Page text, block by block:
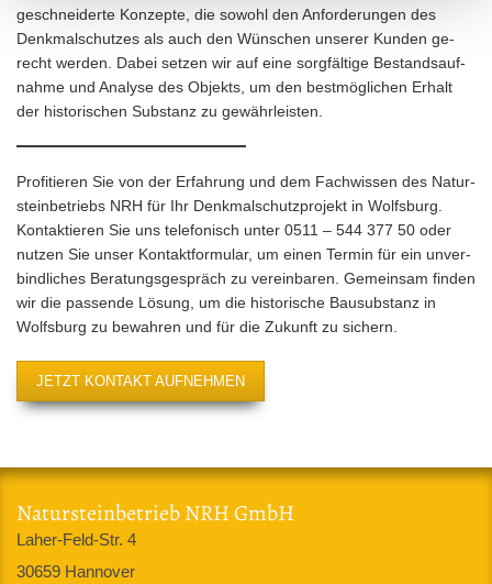
ge­schnei­der­te Kon­zep­te, die so­wohl den An­for­de­run­gen des
Denk­mal­schut­zes als auch den Wün­schen un­se­rer Kun­den ge­
recht wer­den. Dabei set­zen wir auf eine sorg­fäl­ti­ge Be­stands­auf­
nah­me und Ana­ly­se des Ob­jekts, um den best­mög­li­chen Er­halt
der his­to­ri­schen Sub­stanz zu ge­währ­leis­ten.
Pro­fi­tie­ren Sie von der Er­fah­rung und dem Fach­wis­sen des Na­tur­
stein­be­triebs NRH für Ihr Denk­mal­schutz­pro­jekt in Wolfs­burg.
Kon­tak­tie­ren Sie uns te­le­fo­nisch unter 0511 – 544 377 50 oder
nut­zen Sie unser Kon­takt­for­mu­lar, um einen Ter­min für ein un­ver­
bind­li­ches Be­ra­tungs­ge­spräch zu ver­ein­ba­ren. Ge­mein­sam fin­den
wir die pas­sen­de Lö­sung, um die his­to­ri­sche Bau­sub­stanz in
Wolfs­burg zu be­wah­ren und für die Zu­kunft zu si­chern.
JETZT KONTAKT AUFNEHMEN
Natursteinbetrieb NRH GmbH
Laher-Feld-Str. 4
30659 Hannover